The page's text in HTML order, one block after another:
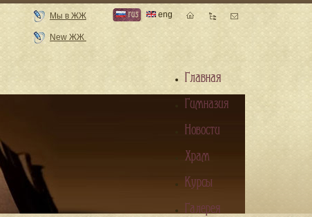
Мы в ЖЖ
New ЖЖ
rus eng
Главная
Гимназия
Новости
Храм
Курсы
Галерея